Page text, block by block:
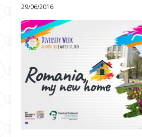
29/06/2016